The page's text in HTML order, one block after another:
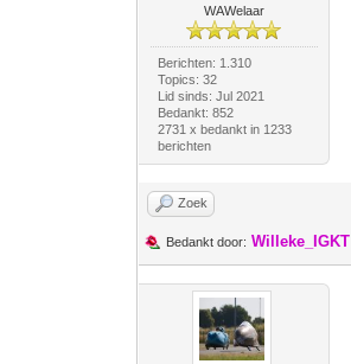
WAWelaar
Berichten: 1.310
Topics: 32
Lid sinds: Jul 2021
Bedankt: 852
2731 x bedankt in 1233
berichten
Zoek
Bedankt door: Willeke_IGKT